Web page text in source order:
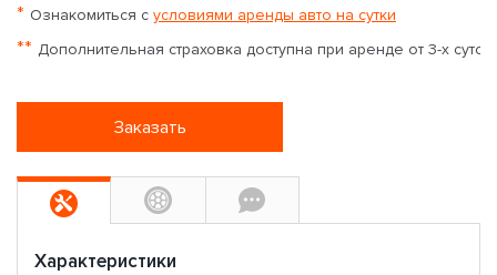
* Ознакомиться с условиями аренды авто на сутки
** Дополнительная страховка доступна при аренде от 3-х суток
Заказать
Характеристики